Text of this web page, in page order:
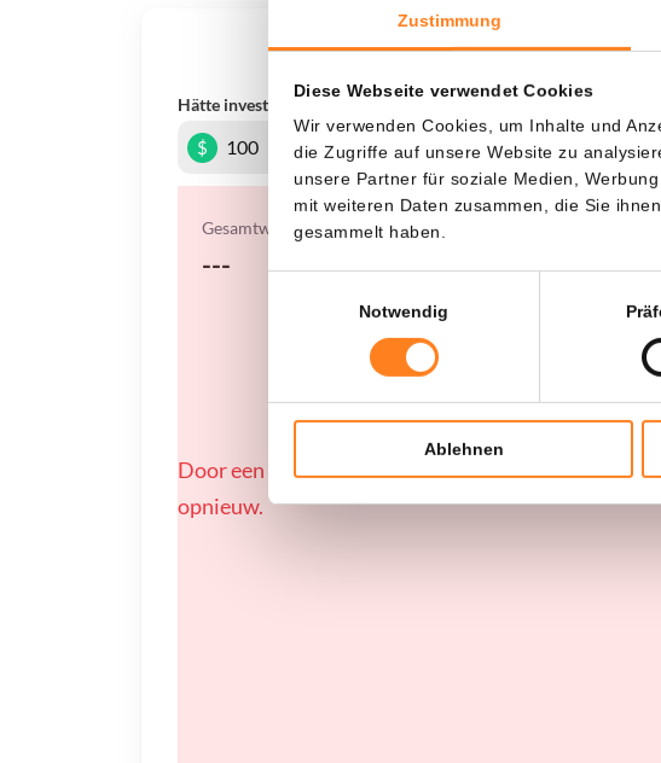
Zustimmung
Diese Webseite verwendet Cookies
Wir verwenden Cookies, um Inhalte und
die Zugriffe auf unsere Website zu
unsere Partner für soziale Medien,
mit weiteren Daten zusammen, die Sie
gesammelt haben.
Notwendig
Ablehnen
Was, wenn ich...?
Hätte investiert
$
Gesamtwert
---
Door een fout konden er geen gegevens worden
opnieuw.